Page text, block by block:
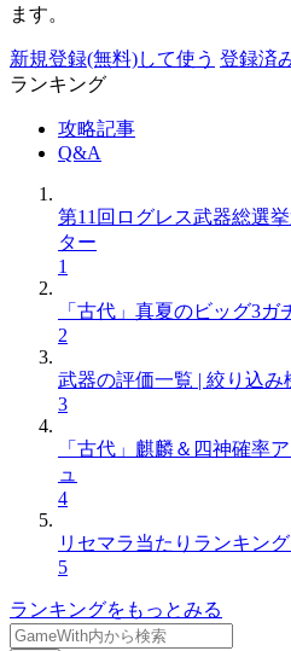
ます。
新規登録(無料)して使う 登録済
ランキング
攻略記事
Q&A
第11回ログレス武器総選
ター
1
「古代」真夏のビッグ3
2
武器の評価一覧 | 絞り込み
3
「古代」麒麟＆四神確率
ュ
4
リセマラ当たりランキン
5
ランキングをもっとみる